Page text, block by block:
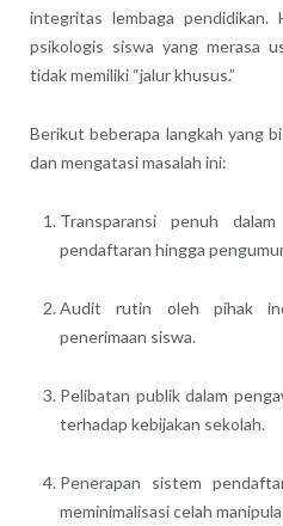
integritas lembaga pendidikan.
psikologis siswa yang merasa
tidak memiliki “jalur khusus.”
Berikut beberapa langkah yang
dan mengatasi masalah ini:
Transparansi penuh
pendaftaran hingga
Audit rutin oleh pihak
penerimaan siswa.
Pelibatan publik dalam
terhadap kebijakan sekolah.
Penerapan sistem
meminimalisasi celah